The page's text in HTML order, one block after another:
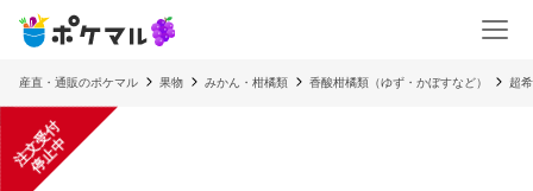
産直・通販のポケマル 果物 みかん・柑橘類 香酸柑橘類（ゆず・かぼすなど） 超
注
文
受
付
停
止
中